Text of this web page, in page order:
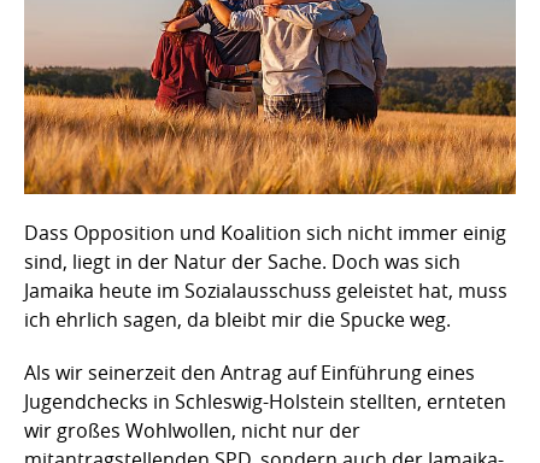
Dass Opposition und Koalition sich nicht immer einig
sind, liegt in der Natur der Sache. Doch was sich
Jamaika heute im Sozialausschuss geleistet hat, muss
ich ehrlich sagen, da bleibt mir die Spucke weg.
Als wir seinerzeit den Antrag auf Einführung eines
Jugendchecks in Schleswig-Holstein stellten, ernteten
wir großes Wohlwollen, nicht nur der